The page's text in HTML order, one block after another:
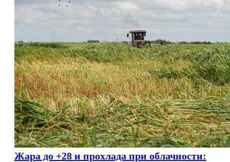
Жара до +28 и прохлада при облачности: